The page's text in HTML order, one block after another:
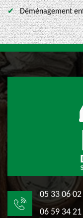
Déménagement
05 33 06
06 59 34